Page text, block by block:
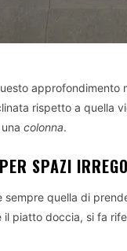
approfondimento
rispetto a quella
colonna.
SPAZI
sempre quella di
il piatto doccia, si fa